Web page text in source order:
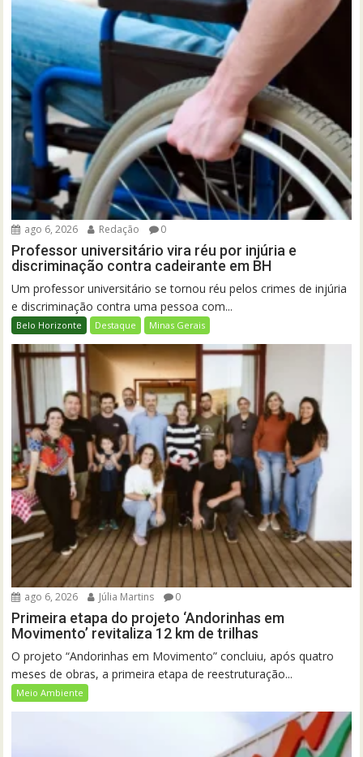
ago 6, 2026 Redação 0
Professor universitário vira réu por injúria e
discriminação contra cadeirante em BH
Um professor universitário se tornou réu pelos crimes de injúria
e discriminação contra uma pessoa com...
Belo Horizonte Destaque Minas Gerais
ago 6, 2026 Júlia Martins 0
Primeira etapa do projeto ‘Andorinhas em
Movimento’ revitaliza 12 km de trilhas
O projeto “Andorinhas em Movimento” concluiu, após quatro
meses de obras, a primeira etapa de reestruturação...
Meio Ambiente